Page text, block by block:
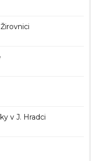
v J. Hradci